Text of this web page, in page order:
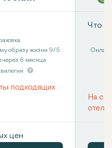
образу жизни 9/5
через 6 месяца
подходящих
цен
Что
На